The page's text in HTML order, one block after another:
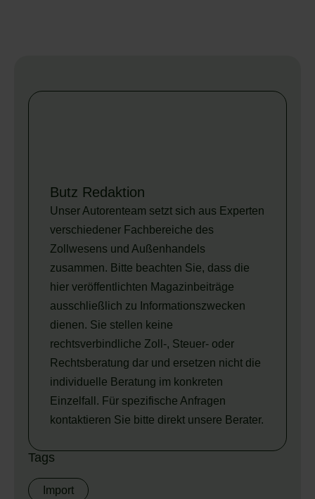
Butz Redaktion
Unser Autorenteam setzt sich aus Experten
verschiedener Fachbereiche des
Zollwesens und Außenhandels
zusammen. Bitte beachten Sie, dass die
hier veröffentlichten Magazinbeiträge
ausschließlich zu Informationszwecken
dienen. Sie stellen keine
rechtsverbindliche Zoll-, Steuer- oder
Rechtsberatung dar und ersetzen nicht die
individuelle Beratung im konkreten
Einzelfall. Für spezifische Anfragen
kontaktieren Sie bitte direkt unsere Berater.
Tags
Import